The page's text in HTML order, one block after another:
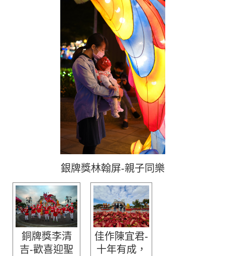
銀牌獎林翰屏-親子同樂
銅牌獎李清
吉-歡喜迎聖
佳作陳宜君-
十年有成，